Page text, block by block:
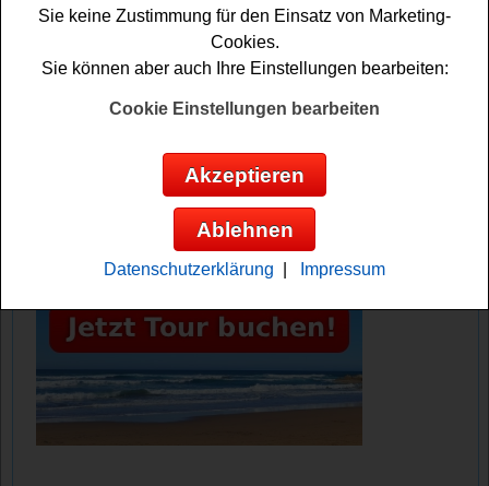
MediMax verlost einen exklusiven
Kühlschrank
Anzeige:
Sie keine Zustimmung für den Einsatz von Marketing-
Cookies.
Sie können aber auch Ihre Einstellungen bearbeiten:
Cookie Einstellungen bearbeiten
Akzeptieren
Ablehnen
Datenschutzerklärung Impressum